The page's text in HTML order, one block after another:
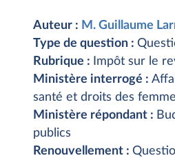
Auteur : M. Guillaume
Type de question :
Rubrique :
Impôt sur le
Ministère interrogé :
santé et droits des
Ministère répondant :
publics
Renouvellement :